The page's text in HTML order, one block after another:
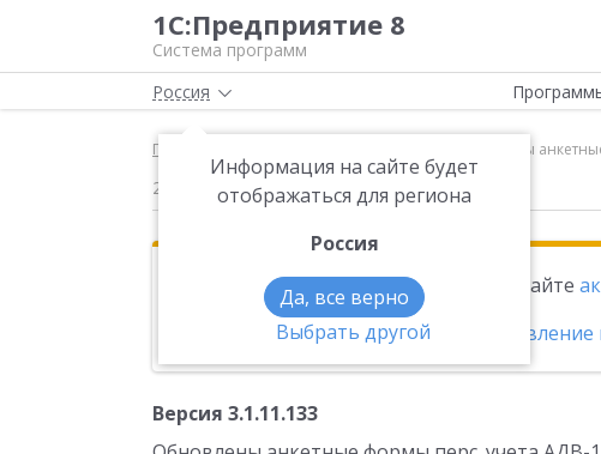
1С:Предприятие 8
Система программ
Россия
Информация на сайте будет
отображаться для региона
Россия
Да, все верно
Выбрать другой
Главная Версия 3.1.11.133 Обновлены
24.10.2019
Эта новость находится в архиве. Читайте
Новости на тему:1С:Зарплата и
Версия 3.1.11.133